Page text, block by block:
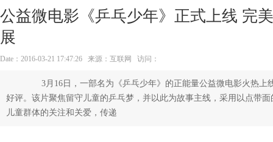
公益微电影《乒乓少年》正式上线 完
展
Date：2016-03-21 17:47:26 来源：互联网 访问：
3月16日，一部名为《乒乓少年》的正能量公益微电影火热上
好评。该片聚焦留守儿童的乒乓梦，并以此为故事主线，采用以点带
儿童群体的关注和关爱，传递